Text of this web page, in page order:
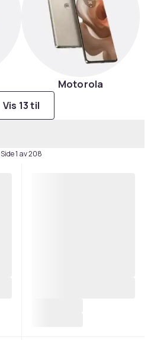
Motorola
Vis 13 til
Side 1 av 208